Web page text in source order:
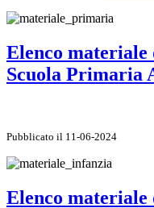
Elenco
Scuola Primaria
Pubblicato il 11-06-2024
Elenco